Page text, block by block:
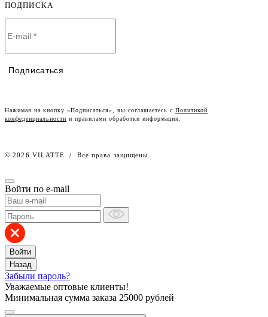
Оплата и доставка
Договор-оферта
Условия сотрудничества
Lookbook
Работа в компании
ПОДПИСКА
Подписаться
Нажимая на кнопку «Подписаться», вы соглашаетесь с Политикой
конфеденциальности и правилами обработки информации.
© 2026 VILATTE / Все права защищены.
Войти по e-mail
Войти
Назад
Забыли пароль?
Уважаемые оптовые клиенты!
Минимальная сумма заказа 25000 рублей